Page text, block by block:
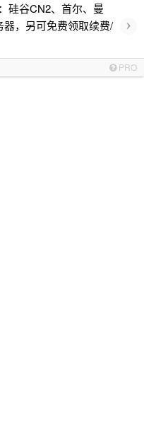
硅谷CN2、首尔、曼
，另可免费领取续费/
›
PRO